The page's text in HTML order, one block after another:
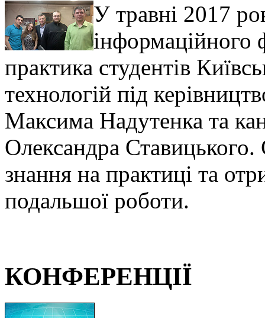
У травні 2017
практика студентів
технологій під
Максима Надутенка та
Олександра Ставицького.
знання на практиці та
подальшої роботи.
КОНФЕРЕНЦІЇ